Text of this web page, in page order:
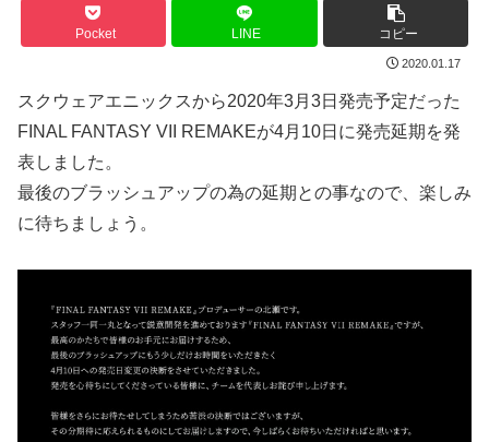
Pocket LINE コピー
2020.01.17
スクウェアエニックスから2020年3月3日発売予定だった
FINAL FANTASY VII REMAKEが4月10日に発売延期を発
表しました。
最後のブラッシュアップの為の延期との事なので、楽しみ
に待ちましょう。